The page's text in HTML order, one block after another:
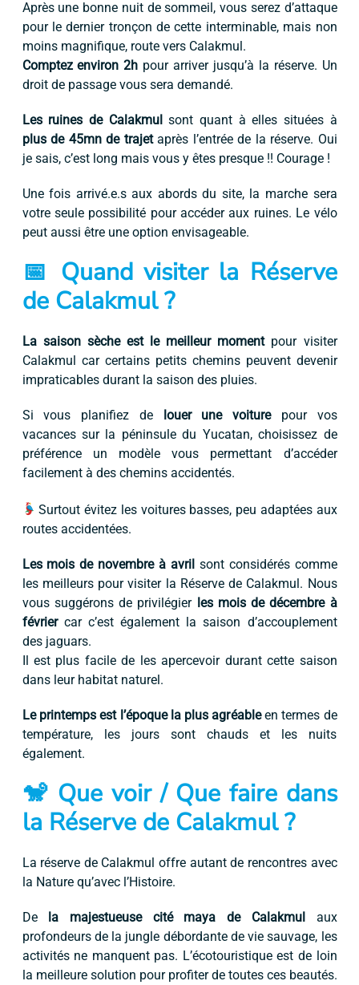
Après une bonne nuit de sommeil, vous serez d’attaque
pour le dernier tronçon de cette interminable, mais non
moins magnifique, route vers Calakmul.
Comptez environ 2h pour arriver jusqu’à la réserve. Un
droit de passage vous sera demandé.
Les ruines de Calakmul sont quant à elles situées à
plus de 45mn de trajetaprès l’entrée de la réserve. Oui
je sais, c’est long mais vous y êtes presque !! Courage !
Une fois arrivé.e.s aux abords du site, la marche sera
votre seule possibilité pour accéder aux ruines. Le vélo
peut aussi être une option envisageable.
📅 Quand visiter la Réserve
de Calakmul ?
La saison sèche est le meilleur momentpour visiter
Calakmul car certains petits chemins peuvent devenir
impraticables durant la saison des pluies.
Si vous planifiez de louer une voiturepour vos
vacances sur la péninsule du Yucatan, choisissez de
préférence un modèle vous permettant d’accéder
facilement à des chemins accidentés.
Surtout évitez les voitures basses, peu adaptées aux
routes accidentées.
Les mois de novembre à avril sont considérés comme
les meilleurs pour visiter la Réserve de Calakmul. Nous
vous suggérons de privilégier les mois de décembre à
févriercar c’est également la saison d’accouplement
des jaguars.
Il est plus facile de les apercevoir durant cette saison
dans leur habitat naturel.
Le printemps est l’époque la plus agréableen termes de
température, les jours sont chauds et les nuits
également.
🐒 Que voir / Que faire dans
la Réserve de Calakmul ?
La réserve de Calakmul offre autant de rencontres avec
la Nature qu’avec l’Histoire.
De la majestueuse cité maya de Calakmul
aux
profondeurs de la jungle débordante de vie sauvage, les
activités ne manquent pas. L’écotouristique est de loin
la meilleure solution pour profiter de toutes ces beautés.